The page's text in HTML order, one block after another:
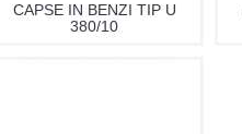
CAPSE IN BENZI TIP U
380/10